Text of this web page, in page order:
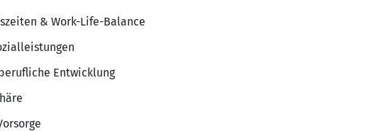
& Work-Life-Balance
Entwicklung